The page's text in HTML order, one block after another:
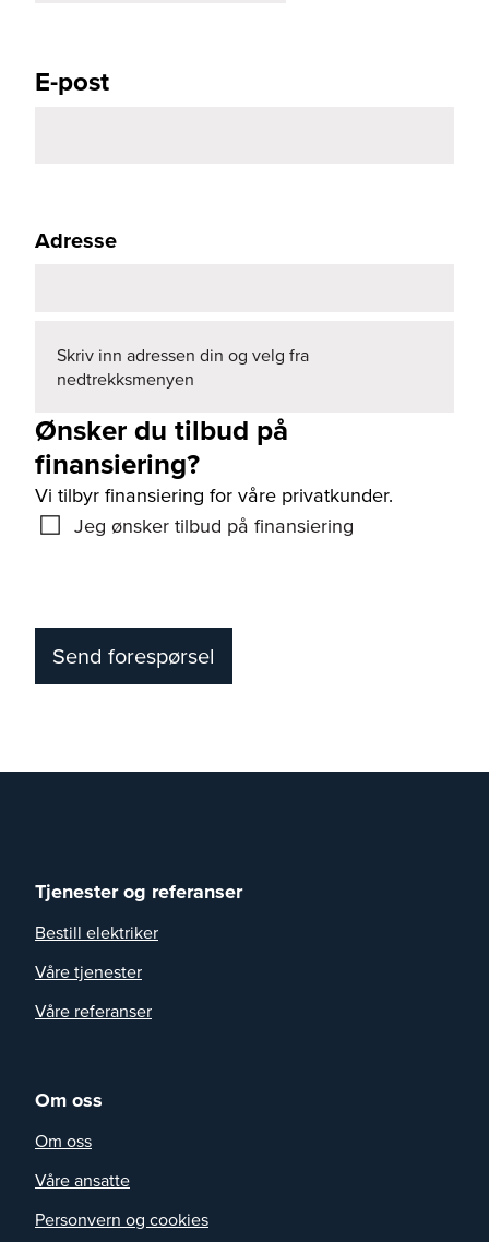
E-post
Adresse
Skriv inn adressen din og velg fra
nedtrekksmenyen
Ønsker du tilbud på
finansiering?
Vi tilbyr finansiering for våre privatkunder.
Jeg ønsker tilbud på finansiering
Send forespørsel
Tjenester og referanser
Bestill elektriker
Våre tjenester
Våre referanser
Om oss
Om oss
Våre ansatte
Personvern og cookies